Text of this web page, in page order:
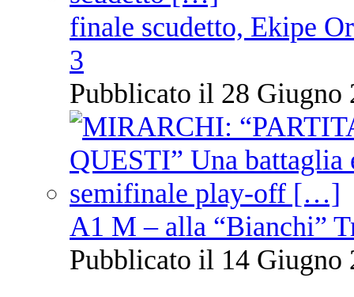
finale scudetto, Ekipe
3
Pubblicato il 28 Giugno
A1 M – alla “Bianchi”
Pubblicato il 14 Giugno